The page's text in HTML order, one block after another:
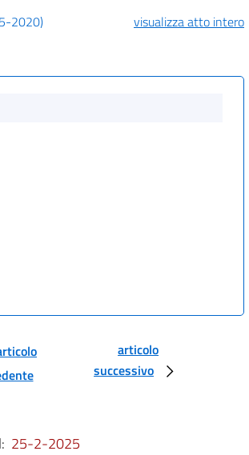
2020)
visualizza atto intero
articolo
successivo
25-2-2025